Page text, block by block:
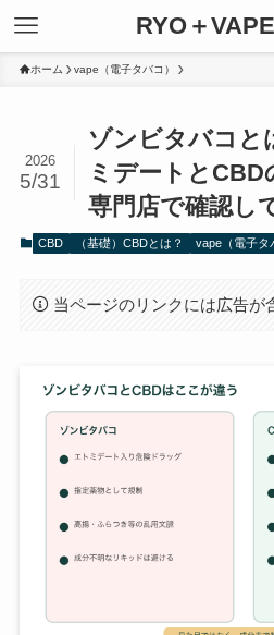
RYO＋
ホーム vape（電子タバコ）
ゾンビタバコと
ミデートとCBD
専門店で確認し
2026
5/31
CBD （基礎）CBDとは？ vape（電子タ
当ページのリンクには広告が